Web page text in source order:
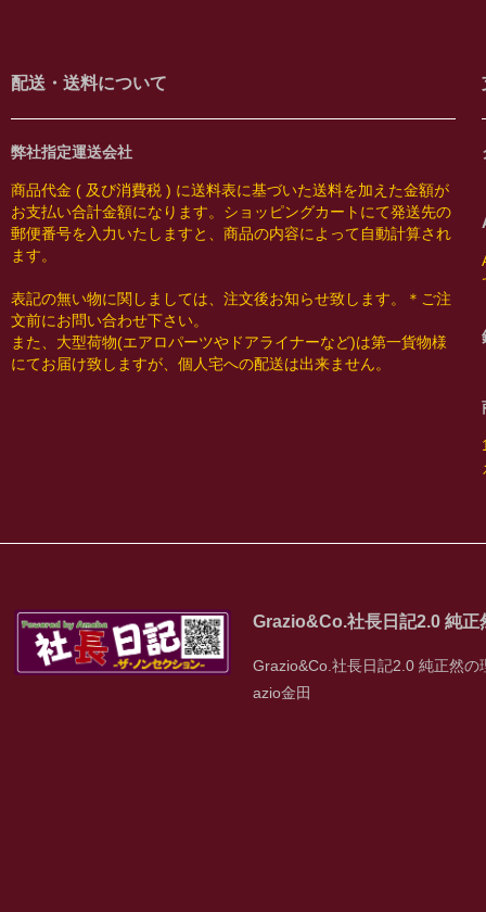
配送・送料について
弊社指定運送会社
商品代金 ( 及び消費税 ) に送料表に基づいた送料を加えた金額が
お支払い合計金額になります。ショッピングカートにて発送先の
郵便番号を入力いたしますと、商品の内容によって自動計算され
ます。
表記の無い物に関しましては、注文後お知らせ致します。＊ご注
文前にお問い合わせ下さい。
また、大型荷物(エアロパーツやドアライナーなど)は第一貨物様
にてお届け致しますが、個人宅への配送は出来ません。
Grazio&Co.社長日記2.0 純正
Grazio&Co.社長日記2.0 純正然の
azio金田